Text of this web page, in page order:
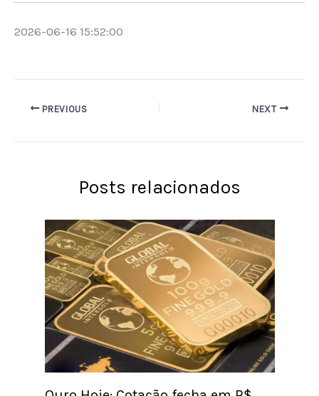
2026-06-16 15:52:00
PREVIOUS NEXT
Posts relacionados